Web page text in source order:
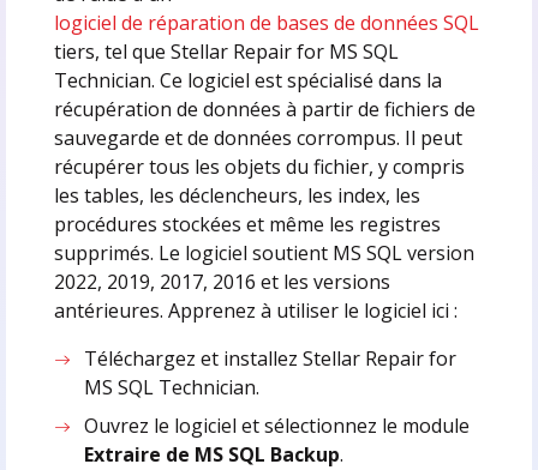
logiciel de réparation de bases de données SQL
tiers, tel que Stellar Repair for MS SQL
Technician. Ce logiciel est spécialisé dans la
récupération de données à partir de fichiers de
sauvegarde et de données corrompus. Il peut
récupérer tous les objets du fichier, y compris
les tables, les déclencheurs, les index, les
procédures stockées et même les registres
supprimés. Le logiciel soutient MS SQL version
2022, 2019, 2017, 2016 et les versions
antérieures. Apprenez à utiliser le logiciel ici :
Téléchargez et installez Stellar Repair for
MS SQL Technician.
Ouvrez le logiciel et sélectionnez le module
Extraire de MS SQL Backup.